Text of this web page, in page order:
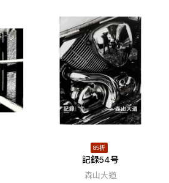
85折
記録54号
森山大道